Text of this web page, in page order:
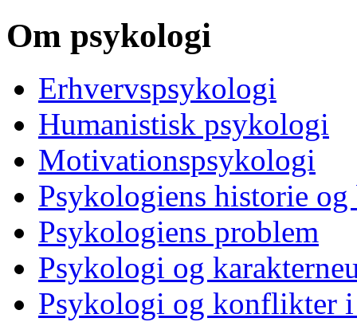
Om psykologi
Erhvervspsykologi
Humanistisk psykologi
Motivationspsykologi
Psykologiens historie og
Psykologiens problem
Psykologi og
Psykologi og konflikter